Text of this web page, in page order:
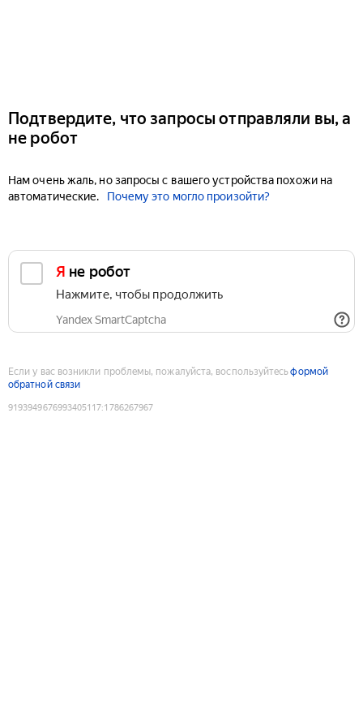
Подтвердите, что запросы отправляли вы, а
не робот
Нам очень жаль, но запросы с вашего устройства похожи на
автоматические.
Почему это могло произойти?
Я не робот
Нажмите, чтобы продолжить
Yandex SmartCaptcha
Если у вас возникли проблемы, пожалуйста, воспользуйтесьформой
обратной связи
9193949676993405117:1786267967